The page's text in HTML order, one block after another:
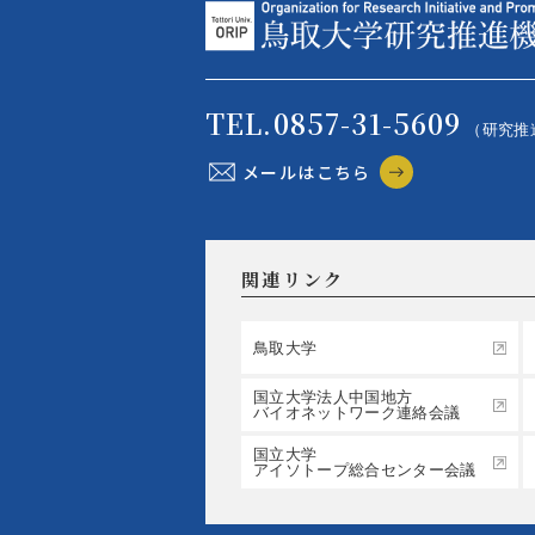
TEL.0857-31-5609 （研究
メールはこちら
関連リンク
鳥取大学
国立大学法人中国地方
バイオネットワーク連絡会議
国立大学
アイソトープ総合センター会議